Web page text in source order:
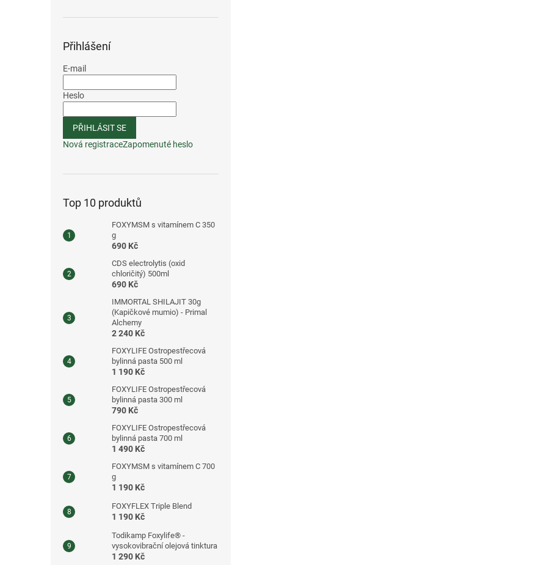
Přihlášení
E-mail
Heslo
PŘIHLÁSIT SE
Nová registraceZapomenuté heslo
Top 10 produktů
FOXYMSM s vitamínem C 350
g
690 Kč
CDS electrolytis (oxid
chloričitý) 500ml
690 Kč
IMMORTAL SHILAJIT 30g
(Kapičkové mumio) - Primal
Alchemy
2 240 Kč
FOXYLIFE Ostropestřecová
bylinná pasta 500 ml
1 190 Kč
FOXYLIFE Ostropestřecová
bylinná pasta 300 ml
790 Kč
FOXYLIFE Ostropestřecová
bylinná pasta 700 ml
1 490 Kč
FOXYMSM s vitamínem C 700
g
1 190 Kč
FOXYFLEX Triple Blend
1 190 Kč
Todikamp Foxylife® -
vysokovibrační olejová tinktura
1 290 Kč